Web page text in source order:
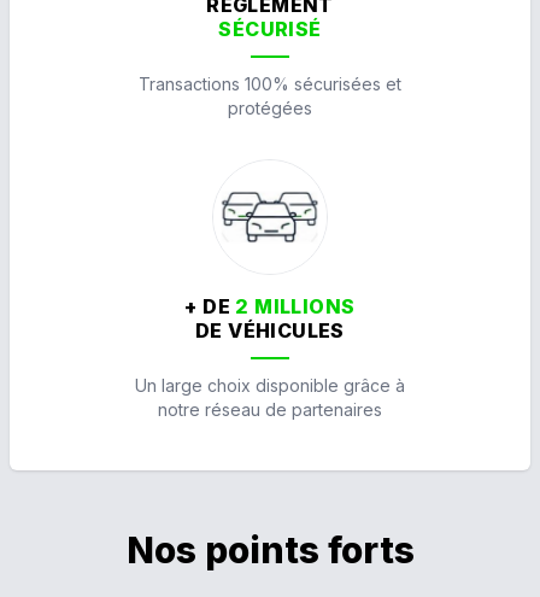
RÈGLEMENT
SÉCURISÉ
Transactions 100% sécurisées et
protégées
+ DE 2 MILLIONS
DE VÉHICULES
Un large choix disponible grâce à
notre réseau de partenaires
Nos points forts